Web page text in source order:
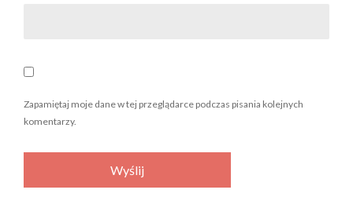
Zapamiętaj moje dane w tej przeglądarce podczas pisania kolejnych
komentarzy.